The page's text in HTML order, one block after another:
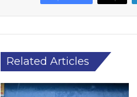
Related Articles